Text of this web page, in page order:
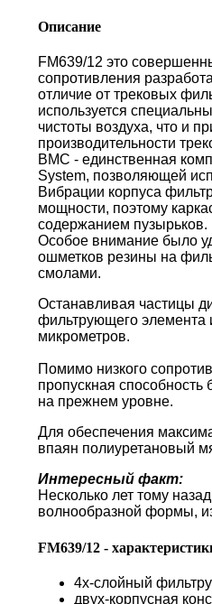
Описание
FM639/12 это
сопротивления
отличие от трековых
используется
чистоты воздуха, что и
производительности
BMC - единственная
System, позволяющей
Вибрации корпуса
мощности, поэтому
содержанием пузырьков.
Особое внимание было
ошметков резины на
смолами.
Останавливая частицы
фильтрующего элемента
микрометров.
Помимо низкого
пропускная
на прежнем уровне.
Для обеспечения
впаян полиуретановый
Интересный факт:
Несколько лет тому
волнообразной формы,
FM639/12 -
4х-слойный
двух-корпусная